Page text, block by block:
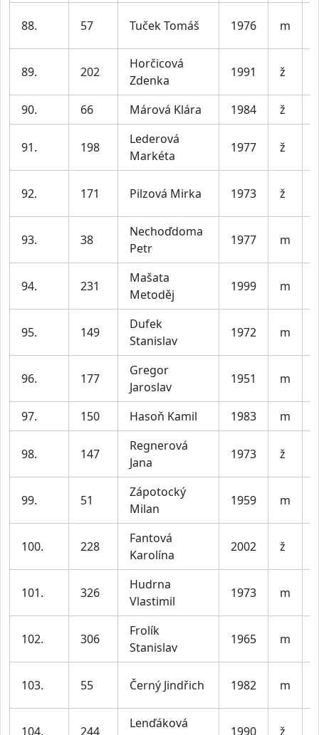
88. 57 Tuček Tomáš 1976 m
89. 202
Horčicová
Zdenka
1991 ž
90. 66 Márová Klára 1984 ž
91. 198
Lederová
Markéta
1977 ž
92. 171 Pilzová Mirka 1973 ž
93. 38
Nechoďdoma
Petr
1977 m
94. 231
Mašata
Metoděj
1999 m
95. 149
Dufek
Stanislav
1972 m
96. 177
Gregor
Jaroslav
1951 m
97.
150 Hasoň Kamil 1983 m
98. 147
Regnerová
Jana
1973 ž
99. 51
Zápotocký
Milan
1959 m
100. 228
Fantová
Karolína
2002 ž
101. 326
Hudrna
Vlastimil
1973 m
102. 306
Frolík
Stanislav
1965 m
103. 55 Černý Jindřich 1982 m
104. 244
Lenďáková
1990 ž